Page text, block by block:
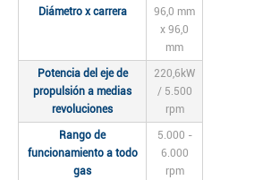
Diámetro x carrera
96,0 mm
x 96,0
mm
Potencia del eje de
propulsión a medias
revoluciones
220,6kW
/ 5.500
rpm
Rango de
funcionamiento a todo
gas
5.000 -
6.000
rpm